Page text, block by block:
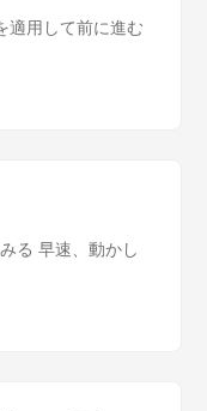
適用して前に進む
る 早速、動かし